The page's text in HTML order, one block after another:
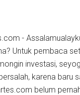
-
Untuk pembaca
investasi,
karena baru
belum